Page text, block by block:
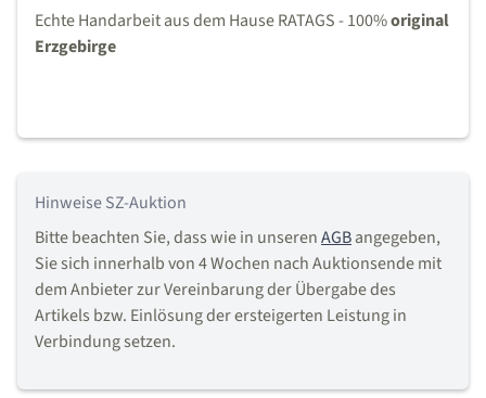
Echte Handarbeit aus dem Hause RATAGS - 100%original
Erzgebirge
Hinweise SZ-Auktion
Bitte beachten Sie, dass wie in unserenAGBangegeben,
Sie sich innerhalb von 4 Wochen nach Auktionsende mit
dem Anbieter zur Vereinbarung der Übergabe des
Artikels bzw. Einlösung der ersteigerten Leistung in
Verbindung setzen.